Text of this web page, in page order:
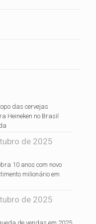
das cervejas
Heineken no Brasil
de 2025
10 anos com novo
milionário em
de 2025